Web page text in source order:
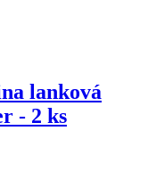
lanková
- 2 ks